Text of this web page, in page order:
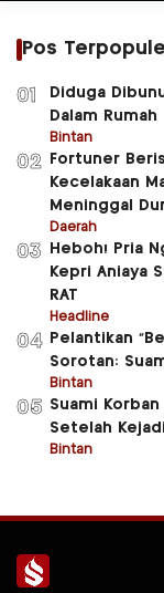
Pos
01
Diduga
Dalam Rumah
Bintan
02
Fortuner
Kecelakaan
Meninggal
Daerah
03
Heboh! Pria
Kepri Aniaya
RAT
Headline
04
Pelantikan
Sorotan:
Bintan
05 Suami
Setelah
Bintan